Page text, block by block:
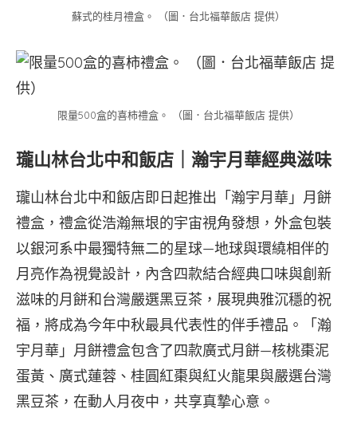
蘇式的桂月禮盒。 （圖．台北福華飯店 提供）
限量500盒的喜柿禮盒。 （圖．台北福華飯店 提供）
瓏山林台北中和飯店｜瀚宇月華經典滋味
瓏山林台北中和飯店即日起推出「瀚宇月華」月餅
禮盒，禮盒從浩瀚無垠的宇宙視角發想，外盒包裝
以銀河系中最獨特無二的星球—地球與環繞相伴的
月亮作為視覺設計，內含四款結合經典口味與創新
滋味的月餅和台灣嚴選黑豆茶，展現典雅沉穩的祝
福，將成為今年中秋最具代表性的伴手禮品。「瀚
宇月華」月餅禮盒包含了四款廣式月餅—核桃棗泥
蛋黃、廣式蓮蓉、桂圓紅棗與紅火龍果與嚴選台灣
黑豆茶，在動人月夜中，共享真摯心意。